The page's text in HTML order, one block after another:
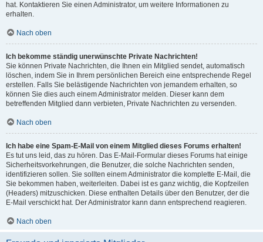
hat. Kontaktieren Sie einen Administrator, um weitere Informationen zu
erhalten.
Nach oben
Ich bekomme ständig unerwünschte Private Nachrichten!
Sie können Private Nachrichten, die Ihnen ein Mitglied sendet, automatisch
löschen, indem Sie in Ihrem persönlichen Bereich eine entsprechende Regel
erstellen. Falls Sie belästigende Nachrichten von jemandem erhalten, so
können Sie dies auch einem Administrator melden. Dieser kann dem
betreffenden Mitglied dann verbieten, Private Nachrichten zu versenden.
Nach oben
Ich habe eine Spam-E-Mail von einem Mitglied dieses Forums erhalten!
Es tut uns leid, das zu hören. Das E-Mail-Formular dieses Forums hat einige
Sicherheitsvorkehrungen, die Benutzer, die solche Nachrichten senden,
identifizieren sollen. Sie sollten einem Administrator die komplette E-Mail, die
Sie bekommen haben, weiterleiten. Dabei ist es ganz wichtig, die Kopfzeilen
(Headers) mitzuschicken. Diese enthalten Details über den Benutzer, der die
E-Mail verschickt hat. Der Administrator kann dann entsprechend reagieren.
Nach oben